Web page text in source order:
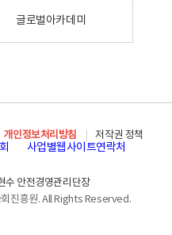
글로벌아카데미
개인정보처리방침
저작권 정책
사업별웹사이트연락처
수 안전경영관리단장
진흥원. All Rights Reserved.